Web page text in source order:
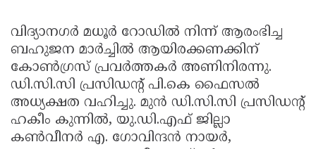
വിദ്യാനഗർ മധൂർ റോഡിൽ നിന്ന് ആരംഭിച്ച
ബഹുജന മാർച്ചിൽ ആയിരക്കണക്കിന്
കോൺഗ്രസ് പ്രവർത്തകർ അണിനിരന്നു.
ഡി.സി.സി പ്രസിഡൻ്റ് പി.കെ ഫൈസൽ
അധ്യക്ഷത വഹിച്ചു. മുൻ ഡി.സി.സി പ്രസിഡൻ്റ്
ഹകീം കുന്നിൽ, യു.ഡി.എഫ് ജില്ലാ
കൺവീനർ എ. ഗോവിന്ദൻ നായർ,